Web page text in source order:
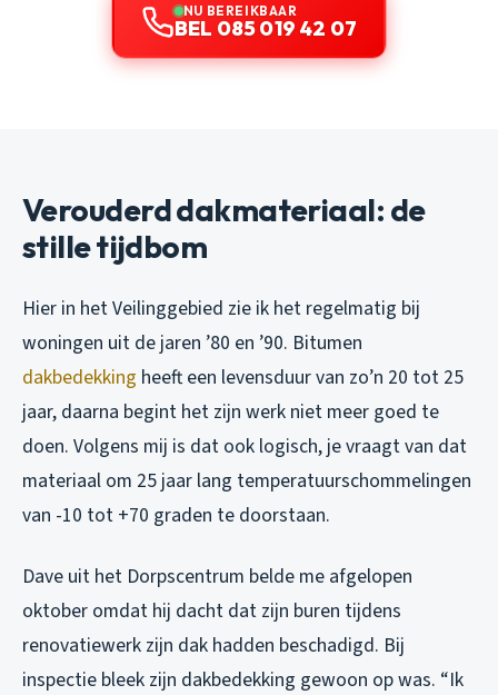
NU BEREIKBAAR
BEL 085 019 42 07
Verouderd dakmateriaal: de
stille tijdbom
Hier in het Veilinggebied zie ik het regelmatig bij
woningen uit de jaren ’80 en ’90. Bitumen
dakbedekking heeft een levensduur van zo’n 20 tot 25
jaar, daarna begint het zijn werk niet meer goed te
doen. Volgens mij is dat ook logisch, je vraagt van dat
materiaal om 25 jaar lang temperatuurschommelingen
van -10 tot +70 graden te doorstaan.
Dave uit het Dorpscentrum belde me afgelopen
oktober omdat hij dacht dat zijn buren tijdens
renovatiewerk zijn dak hadden beschadigd. Bij
inspectie bleek zijn dakbedekking gewoon op was. “Ik